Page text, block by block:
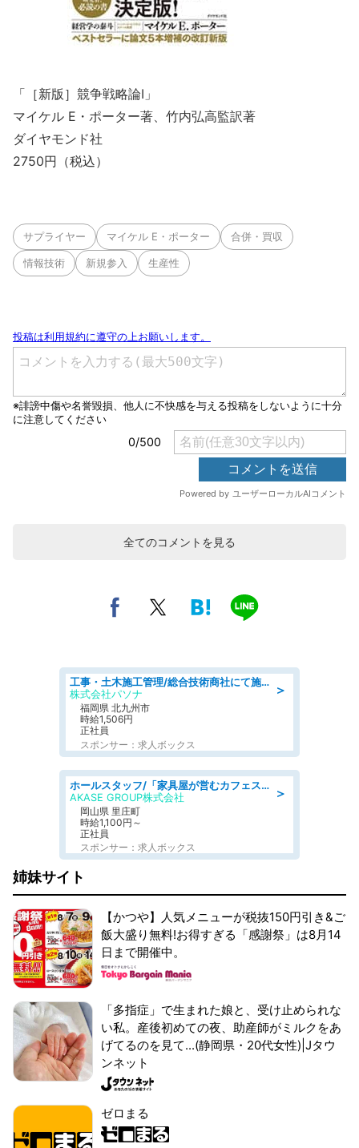
「［新版］競争戦略論Ⅰ」
マイケル E・ポーター著、竹内弘高監訳著
ダイヤモンド社
2750円（税込）
サプライヤー マイケル E・ポーター 合併・買収
情報技術 新規参入 生産性
全てのコメントを見る
＞
工事・土木施工管理/総合技術商社にて施工管理のお仕事/即日勤務可/車通勤可/工事・土木施工管理/生産・品質管理
株式会社パソナ
福岡県 北九州市
時給1,506円
正社員
スポンサー：求人ボックス
＞
ホールスタッフ/「家具屋が営むカフェスタッフ!」週2日～OK!嬉しいまかない付き/岡山県/浅口郡里庄町
AKASE GROUP株式会社
岡山県 里庄町
時給1,100円～
正社員
スポンサー：求人ボックス
姉妹サイト
【かつや】人気メニューが税抜150円引き&ご
飯大盛り無料!お得すぎる「感謝祭」は8月14
日まで開催中。
「多指症」で生まれた娘と、受け止められな
い私。産後初めての夜、助産師がミルクをあ
げてるのを見て...(静岡県・20代女性)|Jタウ
ンネット
ゼロまる